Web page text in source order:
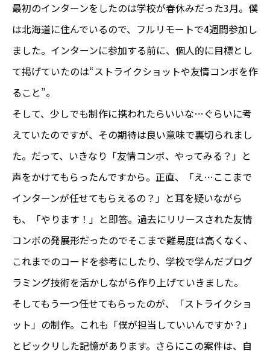
最初のインターンをしたのは学校が春休みだった3月。僕
は北海道に住んでいるので、フルリモートで4週間参加し
ました。インターンに参加する前に、個人的に目標とし
て掲げていたのは“ストライクショットや友情コンボを作
ること”。
そして、少しでも制作に携われたらいいな…ぐらいに考
えていたのですが、その期待は良い意味で裏切られまし
た。だって、いきなり「友情コンボ、やってみる？」と
声をかけてもらったんですから。正直、「え…ここまで
インターンが任せてもらえるの？」と耳を疑いながら
も、「やります！」と即答。過去にリリースされた友情
コンボの発展形だったのでそこまで難易度は高くなく、
これまでのコードを参考にしたり、学校で学んだプログ
ラミング技術を活かしながら作り上げていきました。
そしてもう一つ任せてもらったのが、「ストライクショ
ット」の制作。これも「僕が担当していいんですか？」
とビックリした記憶があります。さらにこの案件は、自